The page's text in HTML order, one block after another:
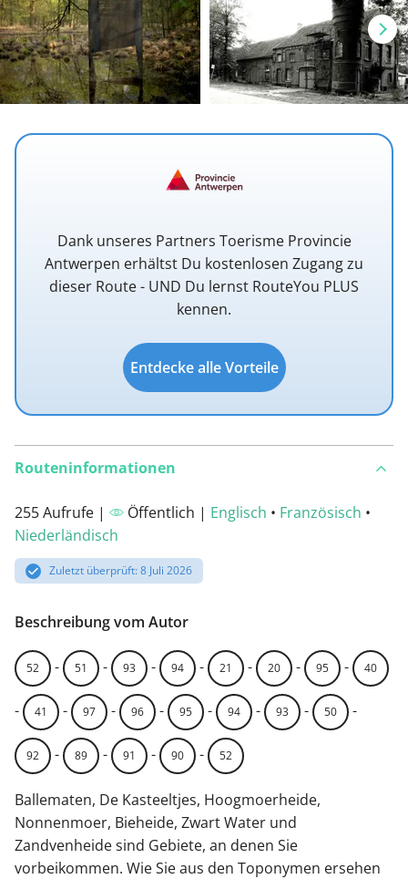
Dank unseres Partners Toerisme Provincie
Antwerpen erhältst Du kostenlosen Zugang zu
dieser Route - UND Du lernst RouteYou PLUS
kennen.
Entdecke alle Vorteile
Routeninformationen
255 Aufrufe | Öffentlich | Englisch • Französisch •
Niederländisch
Zuletzt überprüft: 8 Juli 2026
Beschreibung vom Autor
52 - 51 - 93 - 94 - 21 - 20 - 95 - 40
- 41 - 97 - 96 - 95 - 94 - 93 - 50 -
92 - 89 - 91 - 90 - 52
Ballematen, De Kasteeltjes, Hoogmoerheide,
Nonnenmoer, Bieheide, Zwart Water und
Zandvenheide sind Gebiete, an denen Sie
vorbeikommen. Wie Sie aus den Toponymen ersehen